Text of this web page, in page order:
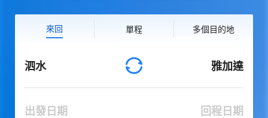
來回 單程 多個目的地
泗水 雅加達
出發日期 回程日期